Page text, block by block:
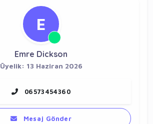
E
Emre Dickson
Üyelik: 13 Haziran 2026
06573454360
Mesaj Gönder